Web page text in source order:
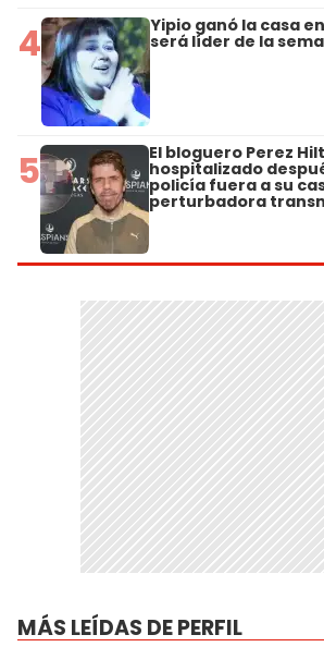
4 Yipio ganó la casa
será líder de la
5 El bloguero Perez
hospitalizado
policía fuera a su
perturbadora
MÁS LEÍDAS DE PERFIL